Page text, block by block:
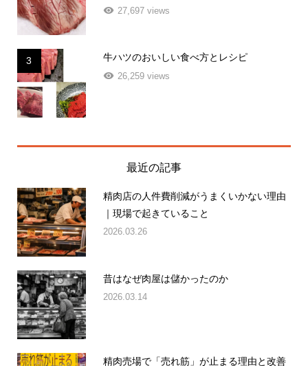
27,697 views
3 牛ハツのおいしい食べ方とレシピ
26,259 views
最近の記事
精肉店の人件費削減がうまくいかない理由
｜現場で起きていること
2026.03.26
昔はなぜ肉屋は儲かったのか
2026.03.14
精肉売場で「売れ筋」が止まる理由と改善